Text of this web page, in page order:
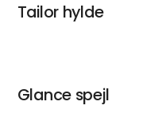
Tailor hylde
Glance spejl